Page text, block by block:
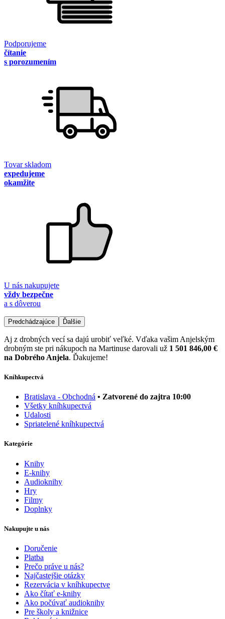
Podporujeme
čítanie
s porozumením
Tovar skladom
expedujeme
okamžite
U nás nakupujete
vždy bezpečne
a s dôverou
Predchádzajúce Ďalšie
Aj z drobných vecí sa dajú urobiť veľké. Vďaka vašim Anjelským
drobným ste pri nákupoch na Martinuse darovali už 1 501 846,00 €
na Dobrého Anjela. Ďakujeme!
Kníhkupectvá
Bratislava - Obchodná • Zatvorené do zajtra 10:00
Všetky kníhkupectvá
Udalosti
Spriatelené kníhkupectvá
Kategórie
Knihy
E-knihy
Audioknihy
Hry
Filmy
Doplnky
Nakupujte u nás
Doručenie
Platba
Prečo práve u nás?
Najčastejšie otázky
Rezervácia v kníhkupectve
Ako čítať e-knihy
Ako počúvať audioknihy
Pre školy a knižnice